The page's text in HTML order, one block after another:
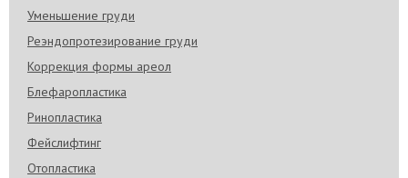
Уменьшение груди
Реэндопротезирование груди
Коррекция формы ареол
Блефаропластика
Ринопластика
Фейслифтинг
Отопластика